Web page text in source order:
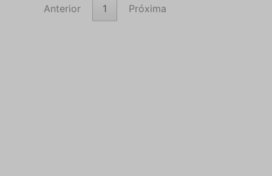
Anterior 1 Próxima